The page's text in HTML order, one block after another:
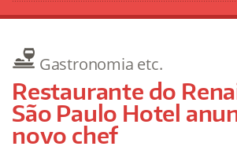
Gastronomia etc.
Restaurante do
São Paulo Hotel
novo chef